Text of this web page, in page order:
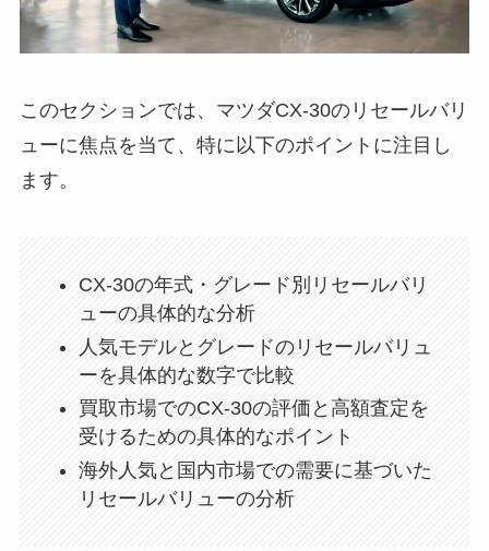
このセクションでは、マツダCX-30のリセールバリ
ューに焦点を当て、特に以下のポイントに注目し
ます。
CX-30の年式・グレード別リセールバリ
ューの具体的な分析
人気モデルとグレードのリセールバリュ
ーを具体的な数字で比較
買取市場でのCX-30の評価と高額査定を
受けるための具体的なポイント
海外人気と国内市場での需要に基づいた
リセールバリューの分析